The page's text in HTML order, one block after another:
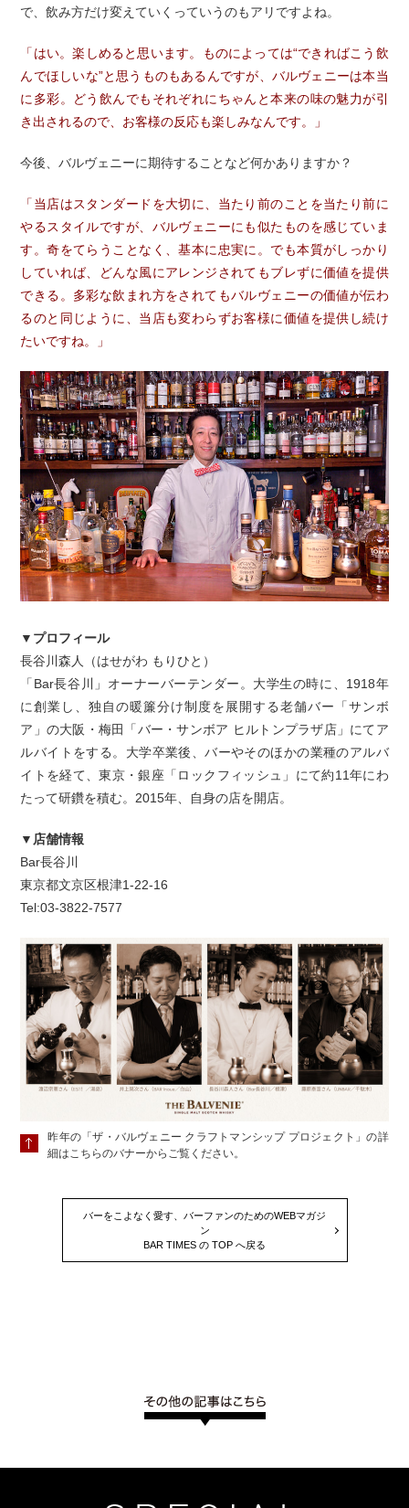
で、飲み方だけ変えていくっていうのもアリですよね。
「はい。楽しめると思います。ものによっては“できればこう飲
んでほしいな”と思うものもあるんですが、バルヴェニーは本当
に多彩。どう飲んでもそれぞれにちゃんと本来の味の魅力が引
き出されるので、お客様の反応も楽しみなんです。」
今後、バルヴェニーに期待することなど何かありますか？
「当店はスタンダードを大切に、当たり前のことを当たり前に
やるスタイルですが、バルヴェニーにも似たものを感じていま
す。奇をてらうことなく、基本に忠実に。でも本質がしっかり
していれば、どんな風にアレンジされてもブレずに価値を提供
できる。多彩な飲まれ方をされてもバルヴェニーの価値が伝わ
るのと同じように、当店も変わらずお客様に価値を提供し続け
たいですね。」
▼プロフィール
長谷川森人（はせがわ もりひと）
「Bar長谷川」オーナーバーテンダー。大学生の時に、1918年
に創業し、独自の暖簾分け制度を展開する老舗バー「サンボ
ア」の大阪・梅田「バー・サンボア ヒルトンプラザ店」にてア
ルバイトをする。大学卒業後、バーやそのほかの業種のアルバ
イトを経て、東京・銀座「ロックフィッシュ」にて約11年にわ
たって研鑽を積む。2015年、自身の店を開店。
▼店舗情報
Bar長谷川
東京都文京区根津1-22-16
Tel:03-3822-7577
昨年の「ザ・バルヴェニー クラフトマンシップ プロジェクト」の詳
細はこちらのバナーからご覧ください。
バーをこよなく愛す、バーファンのためのWEBマガジ
ン
BAR TIMES の TOP へ戻る